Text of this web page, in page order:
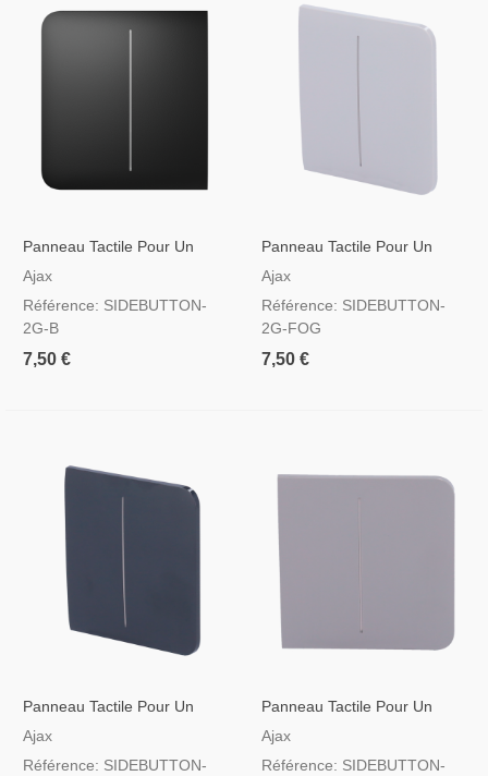
Panneau Tactile Pour Un
Double Interrupteur
Ajax
Référence: SIDEBUTTON-
2G-B
7,50 €
Panneau Tactile Pour Un
Double Interrupteur
Brumeuse
Ajax
Référence: SIDEBUTTON-
2G-FOG
7,50 €
Panneau Tactile Pour Un
Double Interrupteur
Ajax
Référence: SIDEBUTTON-
Panneau Tactile Pour Un
Double Interrupteur
Ajax
Référence: SIDEBUTTON-